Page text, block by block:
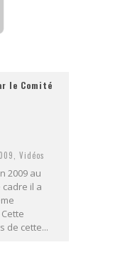
le Comité
, Vidéos
2009 au
cadre il a
de cette...